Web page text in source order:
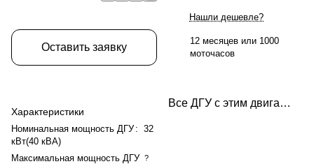
Оставить заявку
Характеристики
Номинальная мощность ДГУ : 32
кВт(40 кВА)
Максимальная мощность ДГУ ?
Нашли дешевле?
12 месяцев или 1000
моточасов
Все ДГУ с этим двигателем